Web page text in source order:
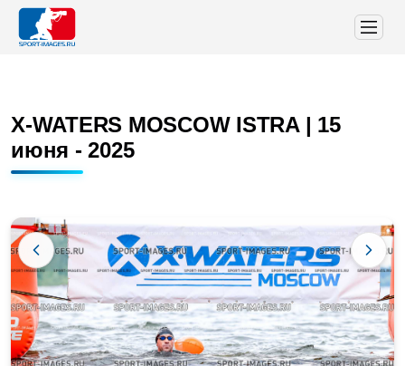
X-WATERS MOSCOW ISTRA | 15
июня - 2025